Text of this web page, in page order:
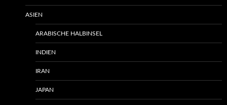
ASIEN
ARABISCHE HALBINSEL
INDIEN
IRAN
JAPAN